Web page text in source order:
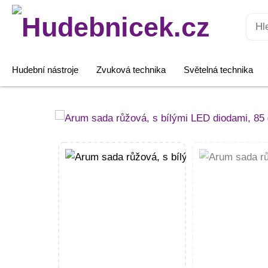
Hledat:
Hudební nástroje Zvuková technika Světelná technika
Arum
růžová,